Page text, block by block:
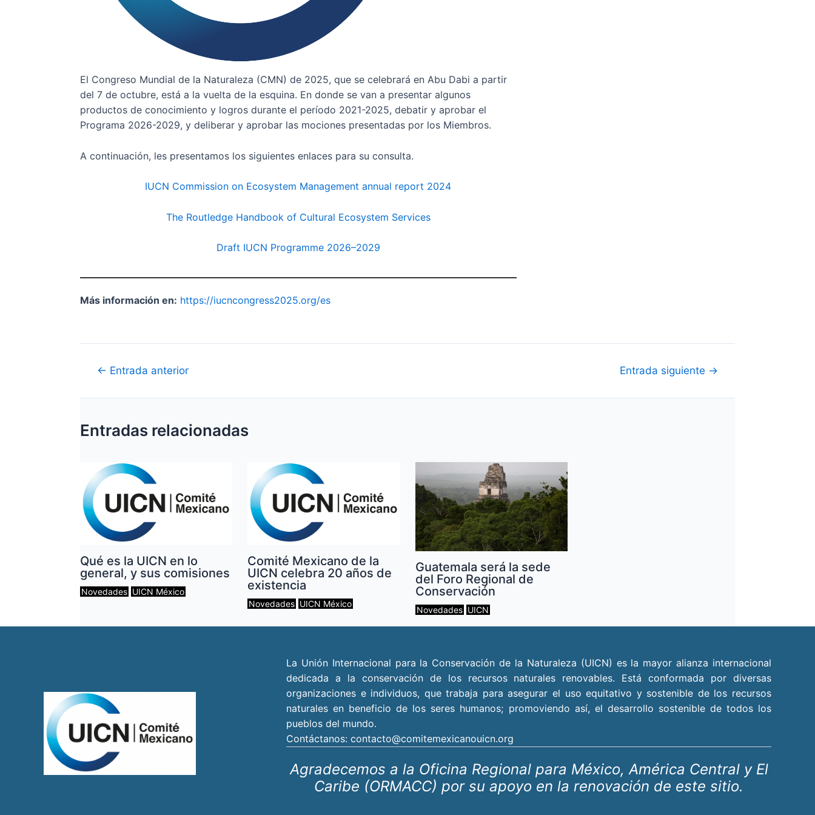
El Congreso Mundial de la Naturaleza (CMN) de 2025, que se celebrará en Abu Dabi a partir
del 7 de octubre, está a la vuelta de la esquina. En donde se van a presentar algunos
productos de conocimiento y logros durante el período 2021-2025, debatir y aprobar el
Programa 2026-2029, y deliberar y aprobar las mociones presentadas por los Miembros.
A continuación, les presentamos los siguientes enlaces para su consulta.
IUCN Commission on Ecosystem Management annual report 2024
The Routledge Handbook of Cultural Ecosystem Services
Draft IUCN Programme 2026–2029
Más información en: https://iucncongress2025.org/es
Navegación
entradas
← Entrada anterior Entrada siguiente →
Entradas relacionadas
Qué es la UICN en lo
general, y sus comisiones
Novedades UICN México
Comité Mexicano de la
UICN celebra 20 años de
existencia
Novedades UICN México
Guatemala será la sede
del Foro Regional de
Conservación
Novedades UICN
La Unión Internacional para la Conservación de la Naturaleza (UICN) es la mayor alianza internacional
dedicada a la conservación de los recursos naturales renovables. Está conformada por diversas
organizaciones e individuos, que trabaja para asegurar el uso equitativo y sostenible de los recursos
naturales en beneficio de los seres humanos; promoviendo así, el desarrollo sostenible de todos los
pueblos del mundo.
Contáctanos: contacto@comitemexicanouicn.org
Agradecemos a la Oficina Regional para México, América Central y El
Caribe (ORMACC) por su apoyo en la renovación de este sitio.